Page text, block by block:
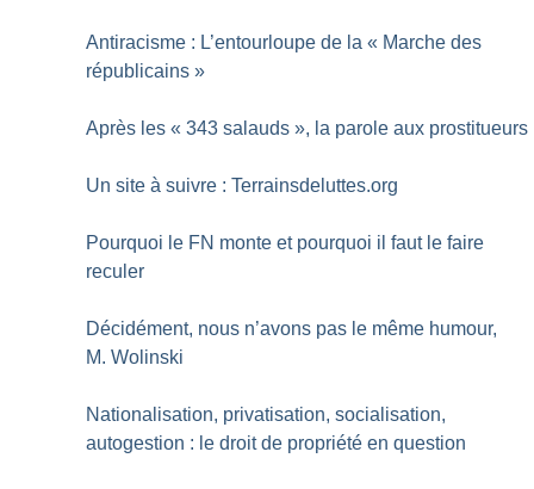
Antiracisme : L’entourloupe de la « Marche des
républicains »
Après les « 343 salauds », la parole aux prostitueurs
Un site à suivre : Terrainsdeluttes.org
Pourquoi le FN monte et pourquoi il faut le faire
reculer
Décidément, nous n’avons pas le même humour,
M. Wolinski
Nationalisation, privatisation, socialisation,
autogestion : le droit de propriété en question